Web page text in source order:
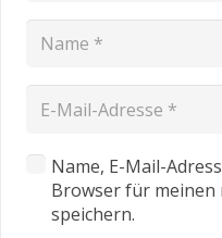
Name, E-Mail-
Browser für meinen
speichern.